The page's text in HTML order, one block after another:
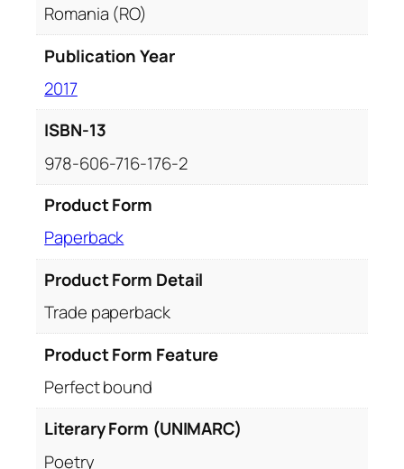
Romania (RO)
Publication Year
2017
ISBN-13
978-606-716-176-2
Product Form
Paperback
Product Form Detail
Trade paperback
Product Form Feature
Perfect bound
Literary Form (UNIMARC)
Poetry